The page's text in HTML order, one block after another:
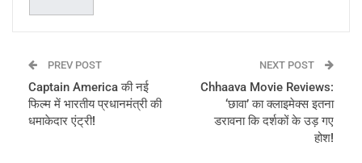
PREV POST
Captain America की नई
फिल्म में भारतीय प्रधानमंत्री की
धमाकेदार एंट्री!
NEXT POST
Chhaava Movie Reviews:
‘छावा’ का क्लाइमेक्स इतना
डरावना कि दर्शकों के उड़ गए
होश!